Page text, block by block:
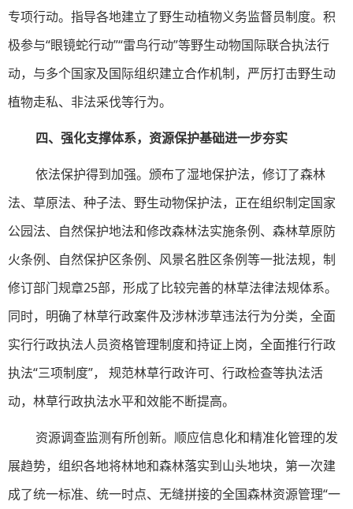
专项行动。指导各地建立了野生动植物义务监督员制度。积
极参与“眼镜蛇行动”“雷鸟行动”等野生动物国际联合执法行
动，与多个国家及国际组织建立合作机制，严厉打击野生动
植物走私、非法采伐等行为。
四、强化支撑体系，资源保护基础进一步夯实
依法保护得到加强。颁布了湿地保护法，修订了森林
法、草原法、种子法、野生动物保护法，正在组织制定国家
公园法、自然保护地法和修改森林法实施条例、森林草原防
火条例、自然保护区条例、风景名胜区条例等一批法规，制
修订部门规章25部，形成了比较完善的林草法律法规体系。
同时，明确了林草行政案件及涉林涉草违法行为分类，全面
实行行政执法人员资格管理制度和持证上岗，全面推行行政
执法“三项制度”， 规范林草行政许可、行政检查等执法活
动，林草行政执法水平和效能不断提高。
资源调查监测有所创新。顺应信息化和精准化管理的发
展趋势，组织各地将林地和森林落实到山头地块，第一次建
成了统一标准、统一时点、无缝拼接的全国森林资源管理“一